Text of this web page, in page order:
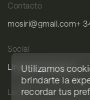
Contacto
mosiri@gmail.com+
Social
LinkedInInstagram
Legal
Utilizamos
brindarte la
recordar tus